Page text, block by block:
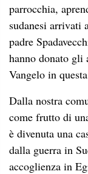
parrocchia,
sudanesi arrivati
padre
hanno donato
Vangelo in
Dalla nostra
come frutto di
è divenuta una
dalla guerra in
accoglienza in